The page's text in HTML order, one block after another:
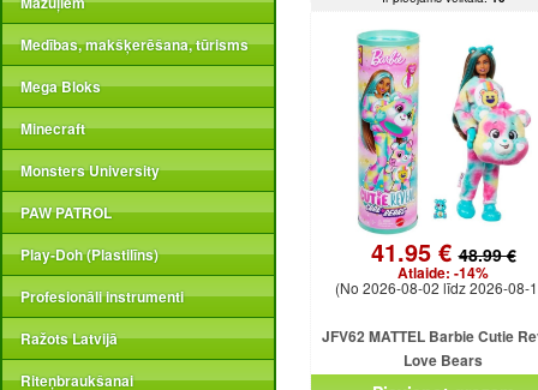
Medības, makšķerēšana, tūrisms
Mega Bloks
Minecraft
Monsters University
PAW PATROL
Play-Doh (Plastilīns)
Profesionāli instrumenti
Ražots Latvijā
Riteņbraukšanai
41.95 €48.99 €
Atlaide: -14%
(No 2026-08-02 līdz 2026-08-
JFV62 MATTEL Barbie Cutie
Love Bears